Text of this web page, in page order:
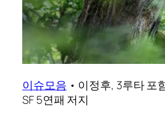
이슈모음 • 이정후, 3루타 포
SF 5연패 저지